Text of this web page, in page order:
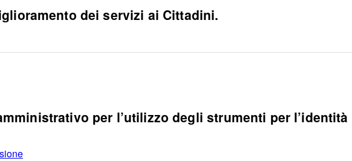
dei servizi ai Cittadini.
per l’utilizzo degli strumenti per l’identità